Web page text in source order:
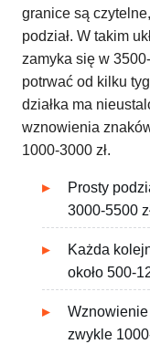
granice są
podział. W takim
zamyka się w
potrwać od kilku
działka ma
wznowienia
1000-3000 zł.
Prosty
3000-5500
Każda
około 500-
zwykle